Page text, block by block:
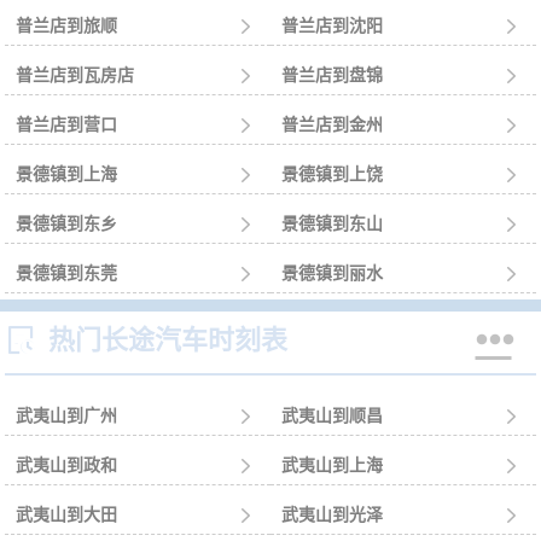
普兰店到旅顺  普兰店到沈阳 
普兰店到瓦房店  普兰店到盘锦 
普兰店到营口  普兰店到金州 
景德镇到上海  景德镇到上饶 
景德镇到东乡  景德镇到东山 
景德镇到东莞  景德镇到丽水 
 热门长途汽车时刻表 
武夷山到广州  武夷山到顺昌 
武夷山到政和  武夷山到上海 
武夷山到大田  武夷山到光泽 